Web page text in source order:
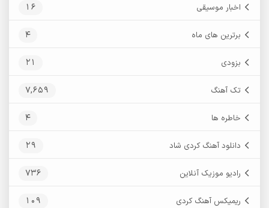
اخبار موسیقی 16
برترین های ماه 4
بزودی 21
تک آهنگ 7,659
خاطره ها 4
دانلود آهنگ کردی شاد 29
رادیو موزیک آنلاین 736
ریمیکس آهنگ کردی 109